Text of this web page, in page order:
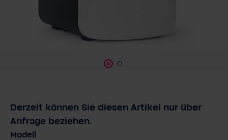
Derzeit können Sie diesen Artikel nur über
Anfrage beziehen.
Modell